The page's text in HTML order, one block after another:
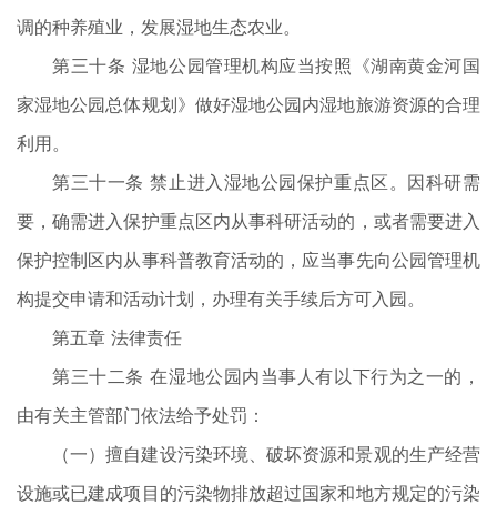
调的种养殖业，发展湿地生态农业。
第三十条 湿地公园管理机构应当按照《湖南黄金河国
家湿地公园总体规划》做好湿地公园内湿地旅游资源的合理
利用。
第三十一条 禁止进入湿地公园保护重点区。因科研需
要，确需进入保护重点区内从事科研活动的，或者需要进入
保护控制区内从事科普教育活动的，应当事先向公园管理机
构提交申请和活动计划，办理有关手续后方可入园。
第五章 法律责任
第三十二条 在湿地公园内当事人有以下行为之一的，
由有关主管部门依法给予处罚：
（一）擅自建设污染环境、破坏资源和景观的生产经营
设施或已建成项目的污染物排放超过国家和地方规定的污染